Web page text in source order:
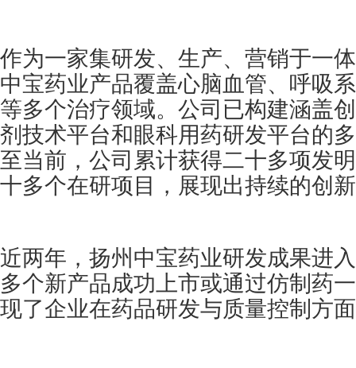
作为一家集研发、生产、营销于一
中宝药业产品覆盖心脑血管、呼吸
等多个治疗领域。公司已构建涵盖
剂技术平台和眼科用药研发平台的
至当前，公司累计获得二十多项发
十多个在研项目，展现出持续的创
近两年，扬州中宝药业研发成果进
多个新产品成功上市或通过仿制药
现了企业在药品研发与质量控制方